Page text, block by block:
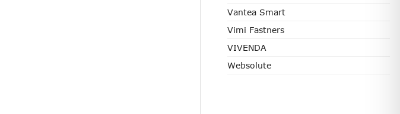
Vantea Smart
Vimi Fastners
VIVENDA
Websolute